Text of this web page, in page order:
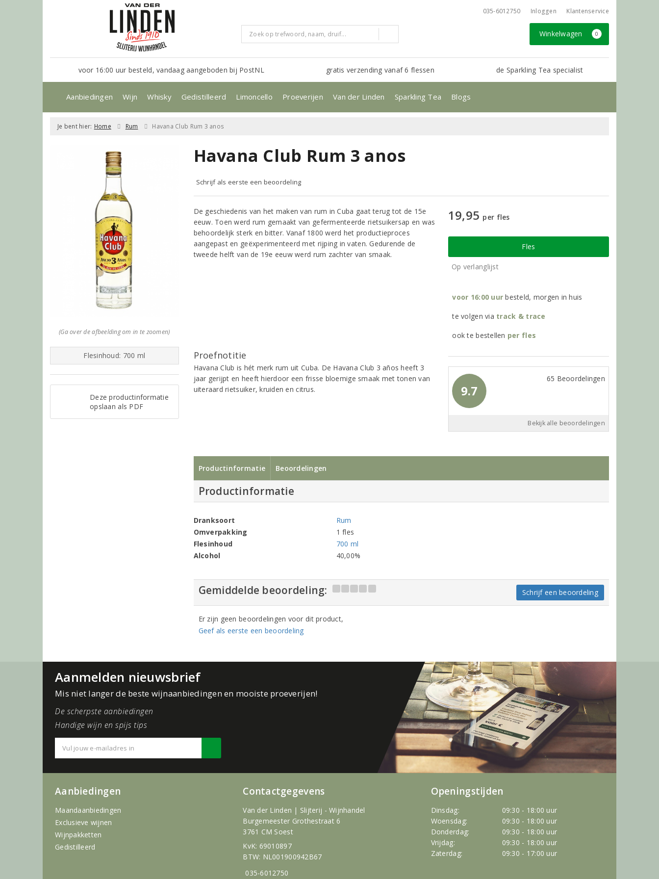
035-6012750 Inloggen Klantenservice
Winkelwagen 0
voor 16:00 uur besteld, vandaag aangeboden bij PostNL gratis verzending vanaf 6 flessen de Sparkling Tea specialist
Aanbiedingen Wijn Whisky Gedistilleerd Limoncello Proeverijen Van der Linden Sparkling Tea Blogs
Je bent hier: Home Rum Havana Club Rum 3 anos
(Ga over de afbeelding om in te zoomen)
Flesinhoud: 700 ml
Deze productinformatie
opslaan als PDF
Havana Club Rum 3 anos
Schrijf als eerste een beoordeling
De geschiedenis van het maken van rum in Cuba gaat terug tot de 15e
eeuw. Toen werd rum gemaakt van gefermenteerde rietsuikersap en was
behoordelijk sterk en bitter. Vanaf 1800 werd het productieproces
aangepast en geëxperimenteerd met rijping in vaten. Gedurende de
tweede helft van de 19e eeuw werd rum zachter van smaak.
Proefnotitie
Havana Club is hét merk rum uit Cuba. De Havana Club 3 años heeft 3
jaar gerijpt en heeft hierdoor een frisse bloemige smaak met tonen van
uiteraard rietsuiker, kruiden en citrus.
19,95 per fles
Fles
Op verlanglijst
voor 16:00 uur besteld, morgen in huis
te volgen via track & trace
ook te bestellen per fles
9.7
65 Beoordelingen
Bekijk alle beoordelingen
Productinformatie Beoordelingen
Productinformatie
Dranksoort
Rum
Omverpakking
1 fles
Flesinhoud
700 ml
Alcohol
40,00%
Gemiddelde beoordeling: Schrijf een beoordeling
Er zijn geen beoordelingen voor dit product,
Geef als eerste een beoordeling
Aanmelden nieuwsbrief
Mis niet langer de beste wijnaanbiedingen en mooiste proeverijen!
De scherpste aanbiedingen
Handige wijn en spijs tips
Aanbiedingen
Maandaanbiedingen
Exclusieve wijnen
Wijnpakketten
Gedistilleerd
Contactgegevens
Van der Linden | Slijterij - Wijnhandel
Burgemeester Grothestraat 6
3761 CM Soest
KvK: 69010897
BTW: NL001900942B67
035-6012750
Openingstijden
Dinsdag:
09:30 - 18:00 uur
Woensdag:
09:30 - 18:00 uur
Donderdag:
09:30 - 18:00 uur
Vrijdag:
09:30 - 18:00 uur
Zaterdag:
09:30 - 17:00 uur